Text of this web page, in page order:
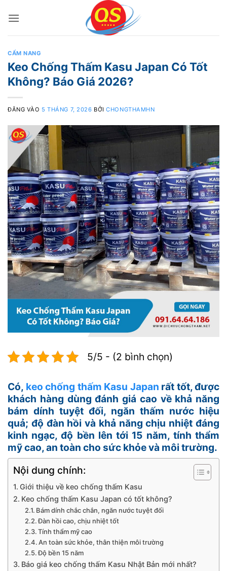
qua
CẨM NANG
Keo Chống Thấm Kasu Japan Có Tốt
Không? Báo Giá 2026?
ĐĂNG VÀO 5 THÁNG 7, 2026 BỞICHONGTHAMHN
5/5 - (2 bình chọn)
Có, keo chống thấm Kasu Japan rất tốt, được
khách hàng dùng đánh giá cao về khả năng
bám dính tuyệt đối, ngăn thấm nước hiệu
quả; độ đàn hồi và khả năng chịu nhiệt đáng
kinh ngạc, độ bền lên tới 15 năm, tính thẩm
mỹ cao, an toàn cho sức khỏe và môi trường.
Nội dung chính:
Giới thiệu về keo chống thấm Kasu
Keo chống thấm Kasu Japan có tốt không?
Bám dính chắc chắn, ngăn nước tuyệt đối
Đàn hồi cao, chịu nhiệt tốt
Tính thẩm mỹ cao
An toàn sức khỏe, thân thiện môi trường
Độ bền 15 năm
Báo giá keo chống thấm Kasu Nhật Bản mới nhất?